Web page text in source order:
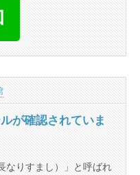
が確認されていま
なりすまし）」と呼ばれ